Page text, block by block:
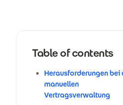
Table of contents
Herausforderungen bei
manuellen
Vertragsverwaltung